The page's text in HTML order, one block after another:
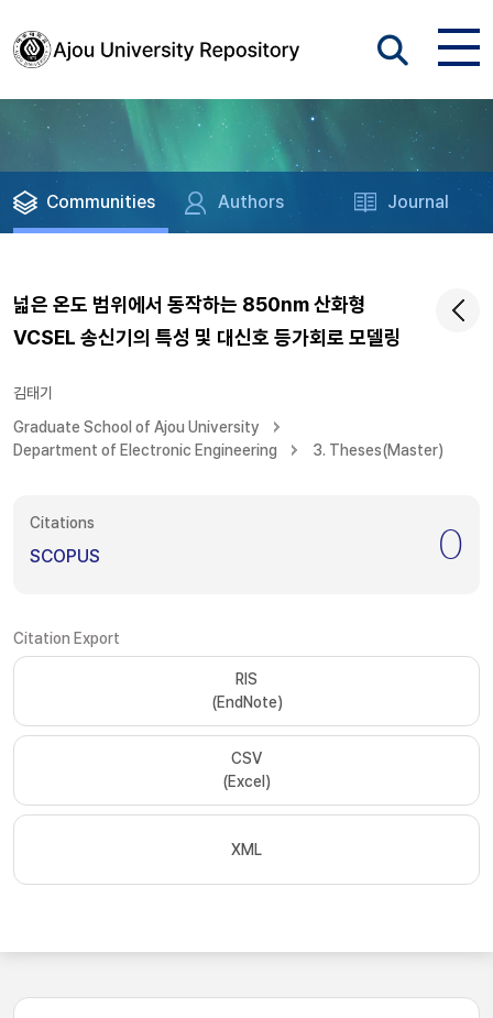
Communities Authors Journal
넓은 온도 범위에서 동작하는 850nm 산화형
VCSEL 송신기의 특성 및 대신호 등가회로 모델링
김태기
Graduate School of Ajou University
Department of Electronic Engineering
3. Theses(Master)
Citations
SCOPUS 0
Citation Export
RIS
(EndNote)
CSV
(Excel)
XML